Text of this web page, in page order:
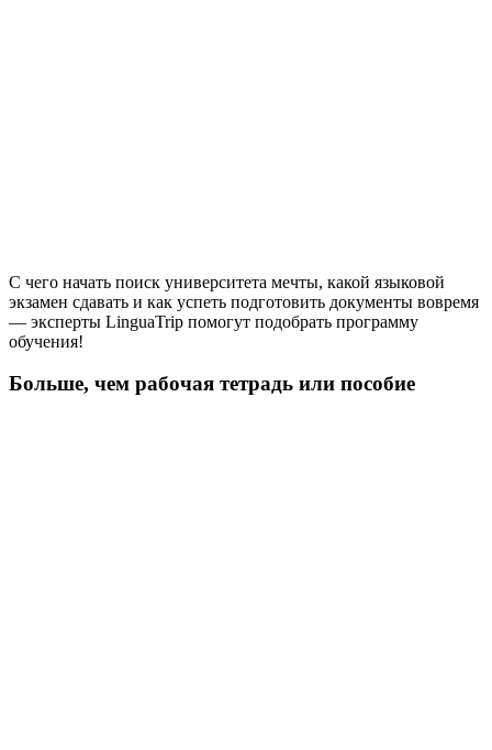
С чего начать поиск университета мечты, какой языковой
экзамен сдавать и как успеть подготовить документы вовремя
— эксперты LinguaTrip помогут подобрать программу
обучения!
Больше, чем рабочая тетрадь или пособие